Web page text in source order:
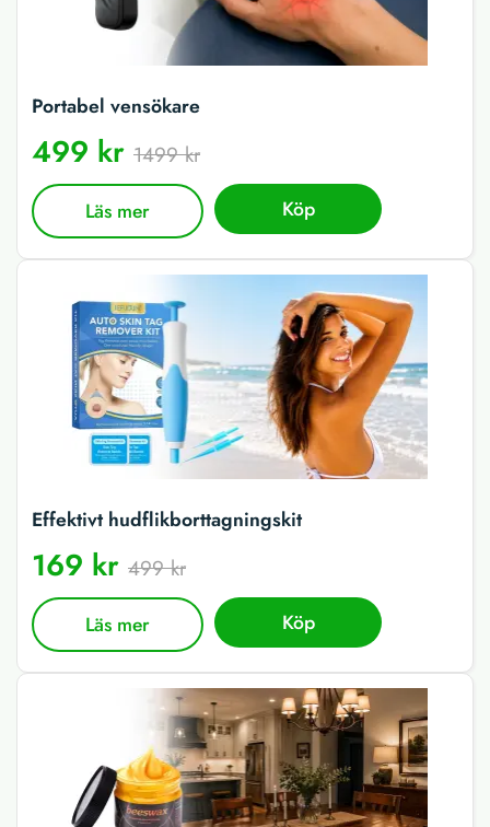
Portabel vensökare
499 kr 1499 kr
Läs mer Köp
Effektivt hudflikborttagningskit
169 kr 499 kr
Läs mer Köp